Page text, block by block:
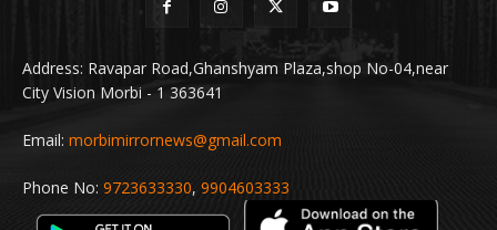
Address: Ravapar Road,Ghanshyam Plaza,shop No-04,near
City Vision Morbi - 1 363641
Email: morbimirrornews@gmail.com
Phone No: 9723633330, 9904603333